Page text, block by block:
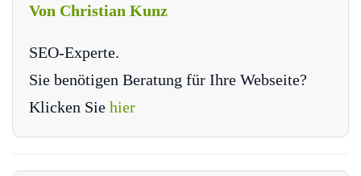
Von Christian Kunz
SEO-Experte.
Sie benötigen Beratung für Ihre Webseite?
Klicken Sie hier